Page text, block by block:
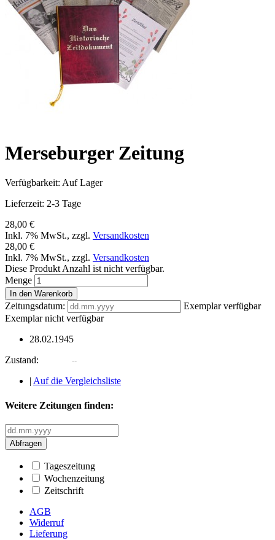
Merseburger Zeitung
Verfügbarkeit: Auf Lager
Lieferzeit: 2-3 Tage
28,00 €
Inkl. 7% MwSt., zzgl. Versandkosten
28,00 €
Inkl. 7% MwSt., zzgl. Versandkosten
Diese Produkt Anzahl ist nicht verfügbar.
Menge
In den Warenkorb
Zeitungsdatum:
Exemplar verfügbar
Exemplar nicht verfügbar
28.02.1945
Zustand:
| Auf die Vergleichsliste
Weitere Zeitungen finden:
Abfragen
Tageszeitung
Wochenzeitung
Zeitschrift
AGB
Widerruf
Lieferung